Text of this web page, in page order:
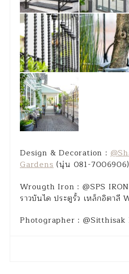
Design & Decoration :
Gardens(นุ่น 081-7006906)
Wrougth Iron : @SPS
ราวบันได ประตูรั้ว เหล็กอิตาลี
Photographer : @Sitthisak